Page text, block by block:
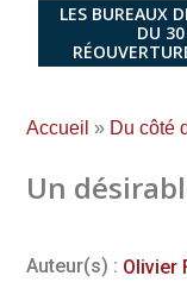
LES BUREAUX
DU
Accueil » Du côté
Un
Auteur(s) : Olivier